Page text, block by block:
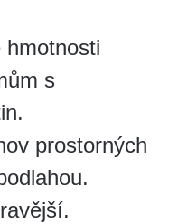
hmotnosti
s
prostorných